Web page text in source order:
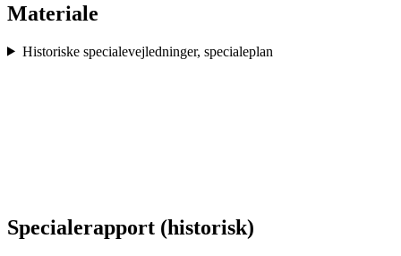
Materiale
Historiske specialevejledninger, specialeplan
Specialerapport (historisk)